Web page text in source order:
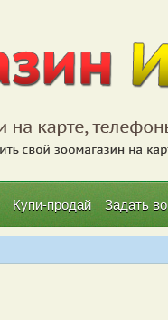
Купи-продай Задать